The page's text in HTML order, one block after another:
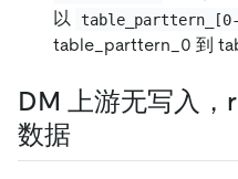
以
table_parttern_0 到
DM 上游无写入
数据